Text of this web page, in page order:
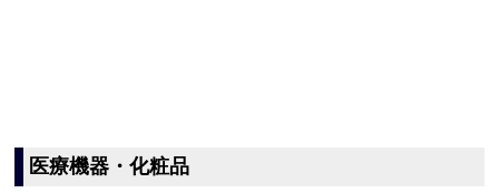
医療機器・化粧品